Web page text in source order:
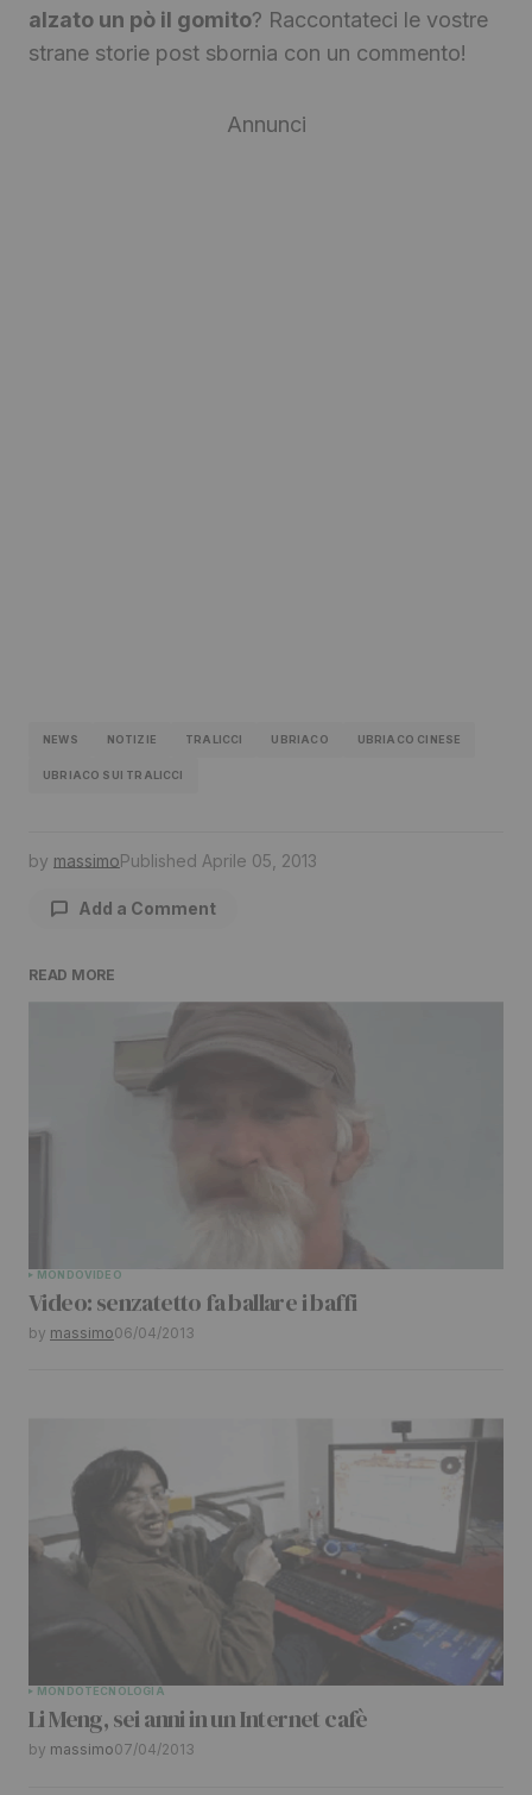
alzato un pò il gomito? Raccontateci le vostre
strane storie post sbornia con un commento!
Annunci
NEWS NOTIZIE TRALICCI UBRIACO UBRIACO CINESE
UBRIACO SUI TRALICCI
by massimoPublished Aprile 05, 2013
Add a Comment
Il tuo indirizzo email non sarà pubblicato.
campi obbligatori sono contrassegnati
Comment*
READ MORE
MONDOVIDEO
Video: senzatetto fa ballare i baffi
by massimo06/04/2013
MONDOTECNOLOGIA
Li Meng, sei anni in un Internet cafè
by massimo07/04/2013